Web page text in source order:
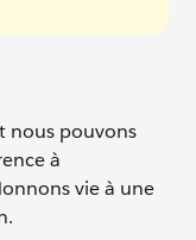
nous pouvons
à
vie à une